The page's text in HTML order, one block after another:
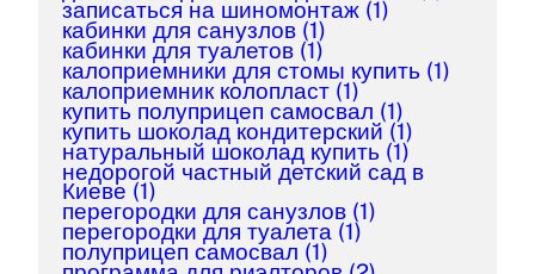
записаться на шиномонтаж (1)
кабинки для санузлов (1)
кабинки для туалетов (1)
калоприемники для стомы купить (1)
калоприемник колопласт (1)
купить полуприцеп самосвал (1)
купить шоколад кондитерский (1)
натуральный шоколад купить (1)
недорогой частный детский сад в
Киеве (1)
перегородки для санузлов (1)
перегородки для туалета (1)
полуприцеп самосвал (1)